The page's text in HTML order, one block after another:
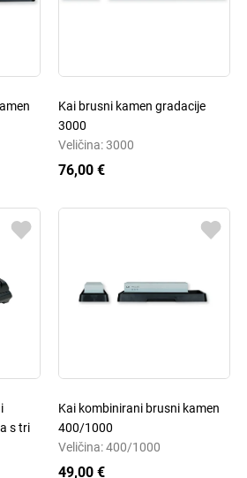
Kai brusni kamen gradacije
3000
Veličina: 3000
76,00 €
s tri
Kai kombinirani brusni kamen
400/1000
Veličina: 400/1000
49,00 €